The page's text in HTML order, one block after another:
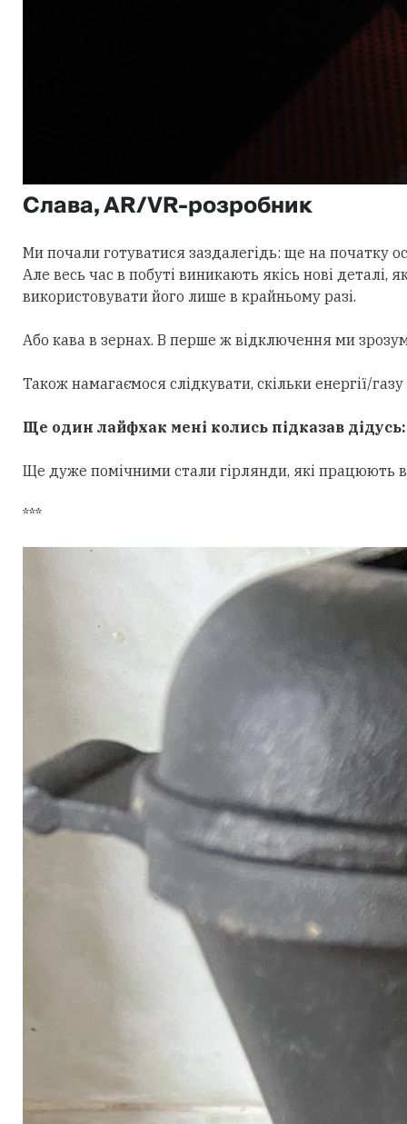
Слава, AR/VR-розробник
Ми почали готуватися заздалегідь: ще на початку
Але весь час в побуті виникають якісь нові
використовувати його лише в крайньому разі.
Або кава в зернах. В перше ж відключення ми
Також намагаємося слідкувати, скільки енергії/
Ще один лайфхак мені колись підказав
Ще дуже помічними стали гірлянди, які працюють
***